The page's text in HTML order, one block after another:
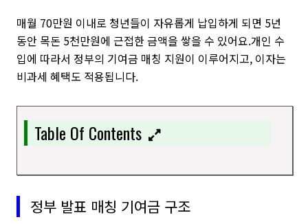
매월 70만원 이내로 청년들이 자유롭게 납입하게 되면 5년
동안 목돈 5천만원에 근접한 금액을 쌓을 수 있어요.개인 수
입에 따라서 정부의 기여금 매칭 지원이 이루어지고, 이자는
비과세 혜택도 적용됩니다.
Table Of Contents
정부 발표 매칭 기여금 구조